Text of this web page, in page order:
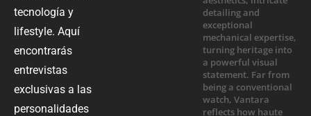
tecnología y
lifestyle. Aquí
encontrarás
entrevistas
exclusivas a las
personalidades